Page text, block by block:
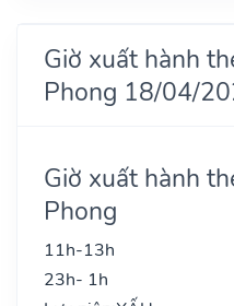
Giờ xuất hành
Phong 18/04/
Giờ xuất hành
Phong
11h-13h
23h- 1h